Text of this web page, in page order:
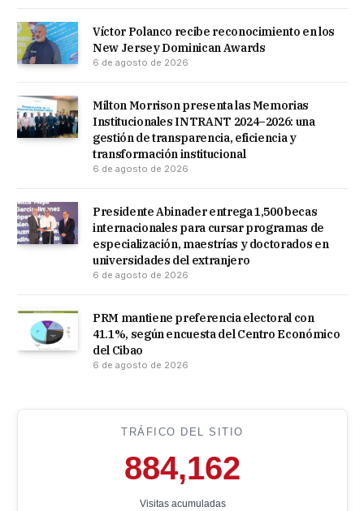
Víctor Polanco recibe reconocimiento en los
New Jersey Dominican Awards
6 de agosto de 2026
Milton Morrison presenta las Memorias
Institucionales INTRANT 2024–2026: una
gestión de transparencia, eficiencia y
transformación institucional
6 de agosto de 2026
Presidente Abinader entrega 1,500 becas
internacionales para cursar programas de
especialización, maestrías y doctorados en
universidades del extranjero
6 de agosto de 2026
PRM mantiene preferencia electoral con
41.1%, según encuesta del Centro Económico
del Cibao
6 de agosto de 2026
TRÁFICO DEL SITIO
884,162
Visitas acumuladas